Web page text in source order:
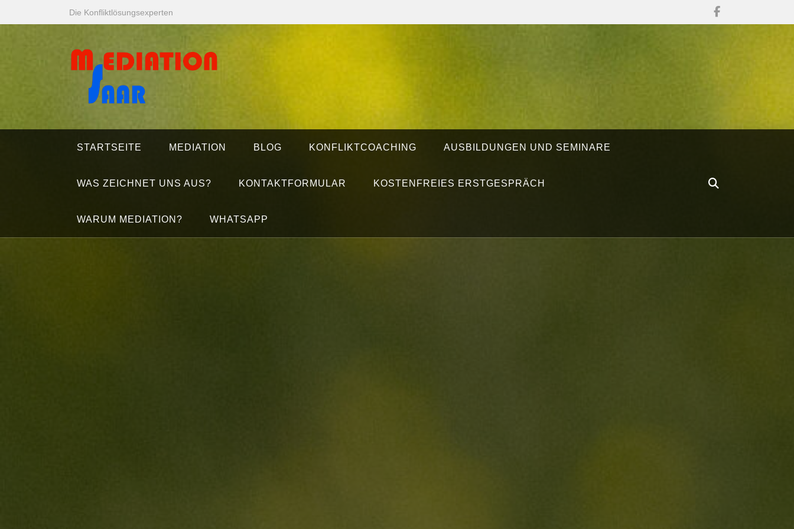
Inhalt
Die Konfliktlösungsexperten
STARTSEITE MEDIATION BLOG KONFLIKTCOACHING AUSBILDUNGEN UND SEMINARE
WAS ZEICHNET UNS AUS? KONTAKTFORMULAR KOSTENFREIES ERSTGESPRÄCH
WARUM MEDIATION? WHATSAPP